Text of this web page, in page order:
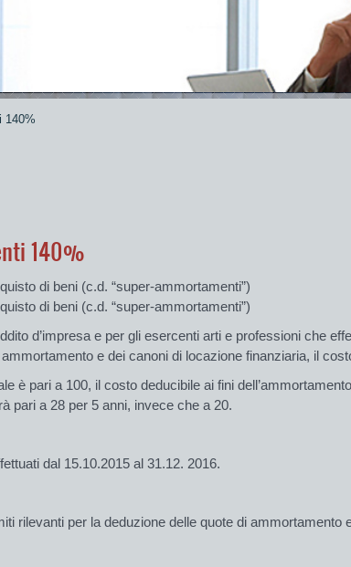
140%
140%
di beni (c.d. “super-ammortamenti”)
di beni (c.d. “super-ammortamenti”)
d’impresa e per gli esercenti arti e professioni che
e dei canoni di locazione finanziaria, il
è pari a 100, il co­sto deducibile ai fini
pari a 28 per 5 anni, invece che a 20.
dal 15.10.2015 al 31.12. 2016.
rilevanti per la de­duzio­ne delle quote di ammortamento